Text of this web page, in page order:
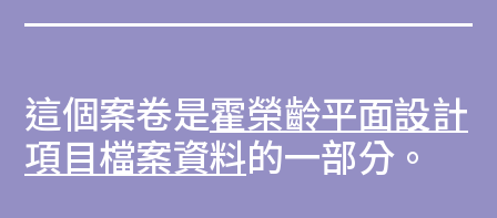
這個案卷是霍榮齡平面設計
項目檔案資料的一部分。